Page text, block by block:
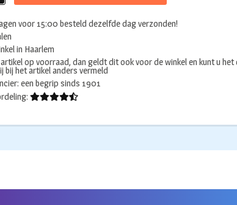
voor 15:00 besteld dezelfde dag verzonden!
in Haarlem
op voorraad, dan geldt dit ook voor de winkel en kunt u het
bij het artikel anders vermeld
een begrip sinds 1901